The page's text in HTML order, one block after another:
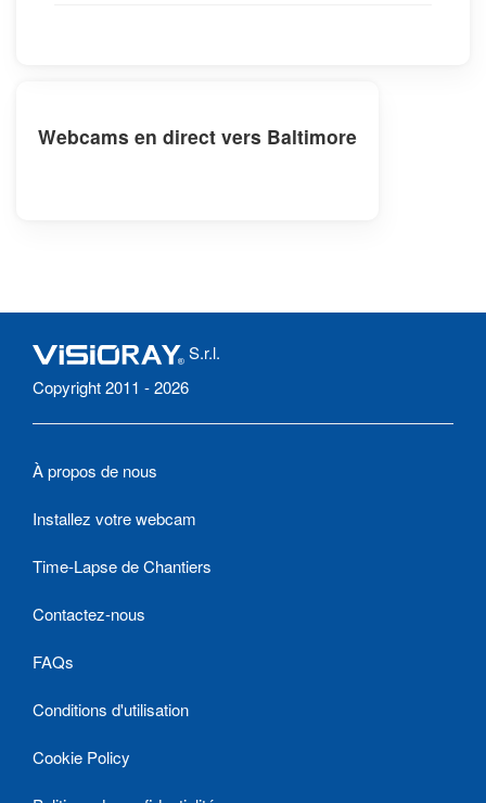
Webcams en direct vers Baltimore
S.r.l.
Copyright 2011 - 2026
À propos de nous
Installez votre webcam
Time-Lapse de Chantiers
Contactez-nous
FAQs
Conditions d'utilisation
Cookie Policy